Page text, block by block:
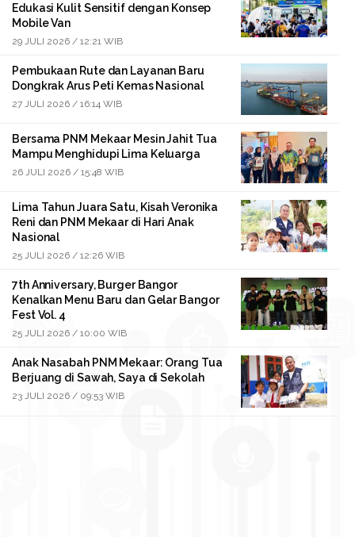
Edukasi Kulit Sensitif dengan Konsep
Mobile Van
29 JULI 2026 / 12:21 WIB
Pembukaan Rute dan Layanan Baru
Dongkrak Arus Peti Kemas Nasional
27 JULI 2026 / 16:14 WIB
Bersama PNM Mekaar Mesin Jahit Tua
Mampu Menghidupi Lima Keluarga
26 JULI 2026 / 15:48 WIB
Lima Tahun Juara Satu, Kisah Veronika
Reni dan PNM Mekaar di Hari Anak
Nasional
25 JULI 2026 / 12:26 WIB
7th Anniversary, Burger Bangor
Kenalkan Menu Baru dan Gelar Bangor
Fest Vol. 4
25 JULI 2026 / 10:00 WIB
Anak Nasabah PNM Mekaar: Orang Tua
Berjuang di Sawah, Saya di Sekolah
23 JULI 2026 / 09:53 WIB